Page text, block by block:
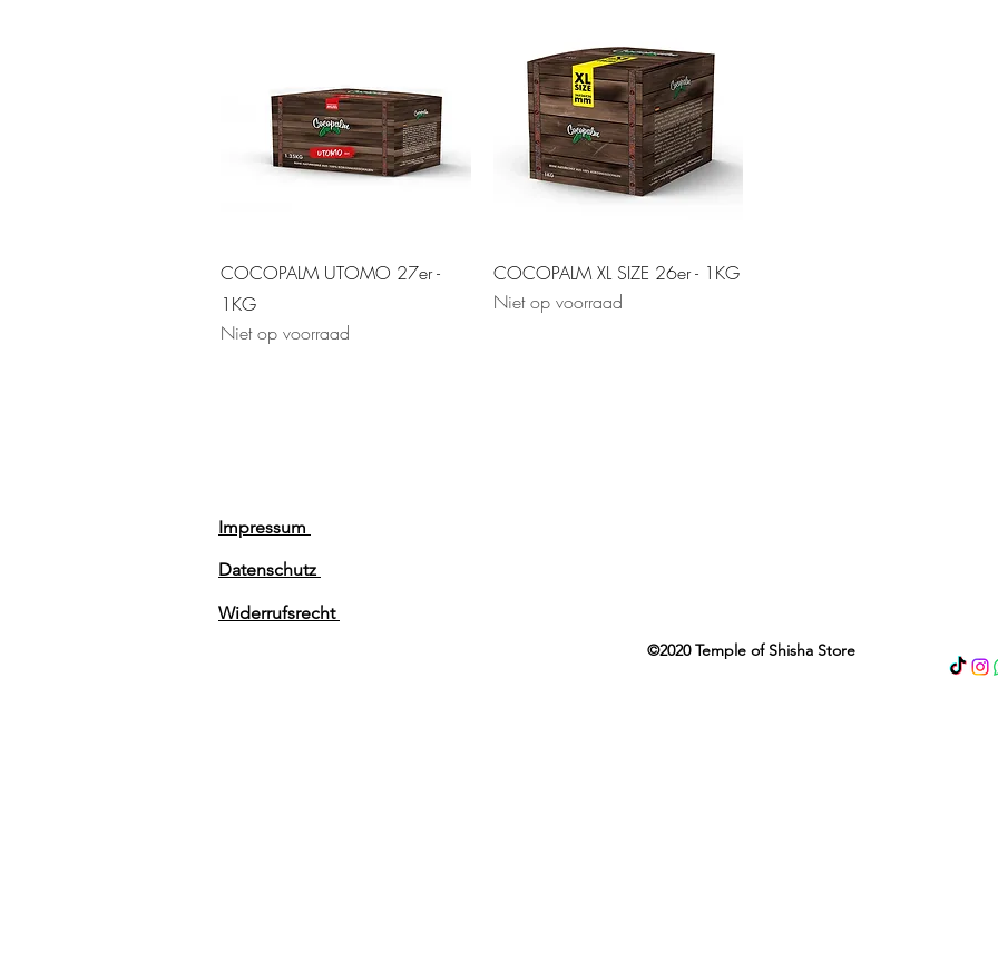
Snel overzicht
COCOPALM UTOMO 27er -
1KG
Niet op voorraad
Snel overzicht
COCOPALM XL SIZE 26er - 1KG
Niet op voorraad
Impressum
Datenschutz
Widerrufsrecht
©2020 Temple of Shisha Store